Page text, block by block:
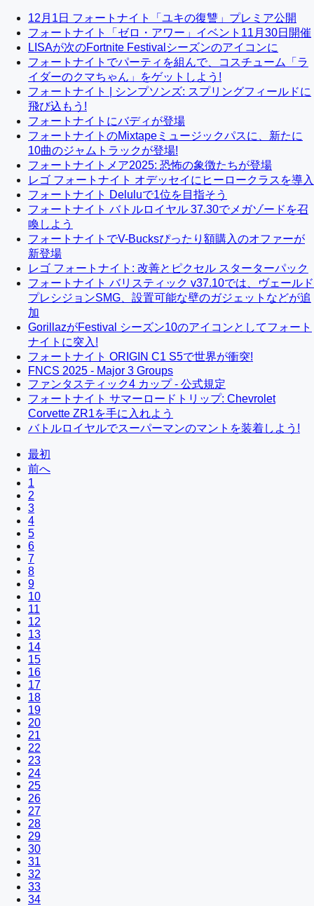
12月1日 フォートナイト「ユキの復讐」プレミア公開
フォートナイト「ゼロ・アワー」イベント11月30日開催
LISAが次のFortnite Festivalシーズンのアイコンに
フォートナイトでパーティを組んで、コスチューム「ラ
イダーのクマちゃん」をゲットしよう!
フォートナイト | シンプソンズ: スプリングフィールドに
飛び込もう!
フォートナイトにバディが登場
フォートナイトのMixtapeミュージックパスに、新たに
10曲のジャムトラックが登場!
フォートナイトメア2025: 恐怖の象徴たちが登場
レゴ フォートナイト オデッセイにヒーロークラスを導入
フォートナイト Deluluで1位を目指そう
フォートナイト バトルロイヤル 37.30でメガゾードを召
喚しよう
フォートナイトでV-Bucksぴったり額購入のオファーが
新登場
レゴ フォートナイト: 改善とピクセル スターターパック
フォートナイト バリスティック v37.10では、ヴェールド
プレシジョンSMG、設置可能な壁のガジェットなどが追
加
GorillazがFestival シーズン10のアイコンとしてフォート
ナイトに突入!
フォートナイト ORIGIN C1 S5で世界が衝突!
FNCS 2025 - Major 3 Groups
ファンタスティック4 カップ - 公式規定
フォートナイト サマーロードトリップ: Chevrolet
Corvette ZR1を手に入れよう
バトルロイヤルでスーパーマンのマントを装着しよう!
最初
前へ
1
2
3
4
5
6
7
8
9
10
11
12
13
14
15
16
17
18
19
20
21
22
23
24
25
26
27
28
29
30
31
32
33
34